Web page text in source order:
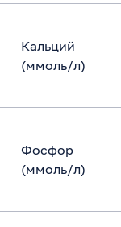
Кальций
(ммоль/л)
Фосфор
(ммоль/л)